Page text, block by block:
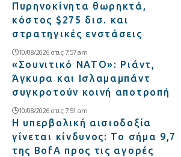
Πυρηνοκίνητα θωρηκτά,
κόστος $275 δισ. και
στρατηγικές ενστάσεις
10/08/2026 στις 7:57 am
«Σουνιτικό ΝΑΤΟ»: Ριάντ,
Άγκυρα και Ισλαμαμπάντ
συγκροτούν κοινή αποτροπή
10/08/2026 στις 7:51 am
Η υπερβολική αισιοδοξία
γίνεται κίνδυνος: Το σήμα 9,7
της BofA προς τις αγορές